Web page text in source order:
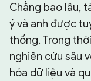
Chẳng bao lâu,
ý và anh được
thống. Trong
nghiên cứu sâu
hóa dữ liệu và